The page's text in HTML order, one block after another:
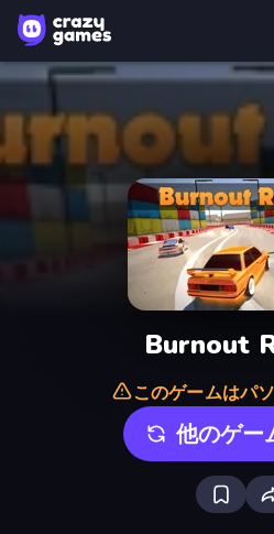
Burnout
このゲームはパ
他のゲー